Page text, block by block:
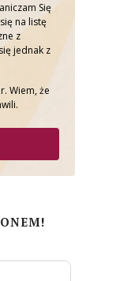
Się
na listę
z
jednak z
Wiem, że